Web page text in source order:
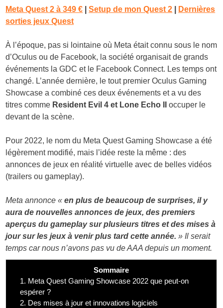
Meta Quest 2 à 349 € |Setup de mon Quest 2
Dernières
sorties jeux Quest
À l’époque, pas si lointaine où Meta était connu sous le nom
d’Oculus ou de Facebook, la société organisait de grands
événements la GDC et le Facebook Connect. Les temps ont
changé. L’année dernière, le tout premier Oculus Gaming
Showcase a combiné ces deux événements et a vu des
titres comme Resident Evil 4 et Lone Echo II
occuper le
devant de la scène.
Pour 2022, le nom du Meta Quest Gaming Showcase a été
légèrement modifié, mais l’idée reste la même : des
annonces de jeux en réalité virtuelle avec de belles vidéos
(trailers ou gameplay).
Meta annonce «en plus de beaucoup de surprises, il y
aura de nouvelles annonces de jeux, des premiers
aperçus du gameplay sur plusieurs titres et des mises à
jour sur les jeux à venir plus tard cette année. » Il serait
temps car nous n’avons pas vu de AAA depuis un moment.
Sommaire
1. Meta Quest Gaming Showcase 2022 que peut-on
espérer ?
2. Des mises à jour et innovations logiciels